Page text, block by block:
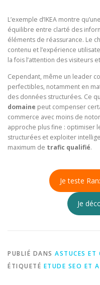
L’exemple d’IKEA montre
équilibre entre clarté des
éléments de réassurance. Le
contenu et l’expérience
la fois l’attention des visiteurs
Cependant, même un leader
perfectibles, notamment en
des données structurées. Ce
domaine peut compenser
commerce avec moins de
approche plus fine : optimiser
structurées et exploiter
maximum de trafic qualifié.
Je teste
Je
PUBLIÉ DANS ASTUCES ET
ÉTIQUETÉ ETUDE SEO ET